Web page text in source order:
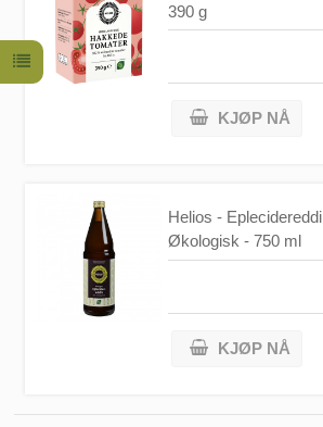
390 g
KJØP NÅ
Helios -
Økologisk - 750 ml
KJØP NÅ